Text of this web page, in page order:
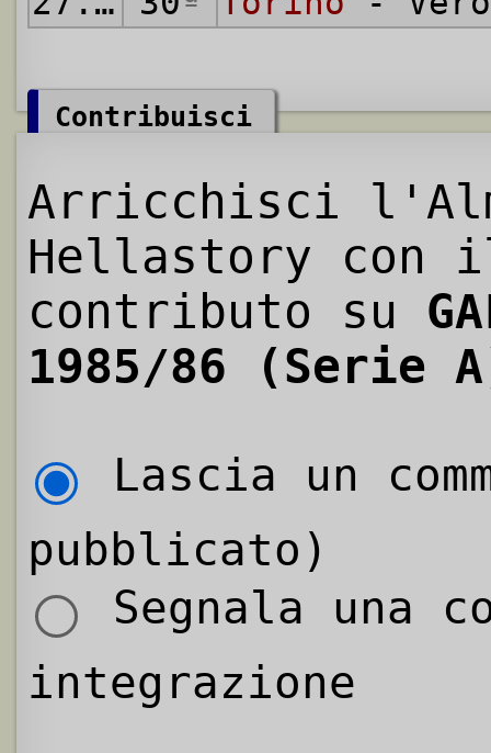
Contribuisci
Arricchisci
Hellastory con
contributo su
1985/86 (Serie
Lascia un
pubblicato)
Segnala una
integrazione